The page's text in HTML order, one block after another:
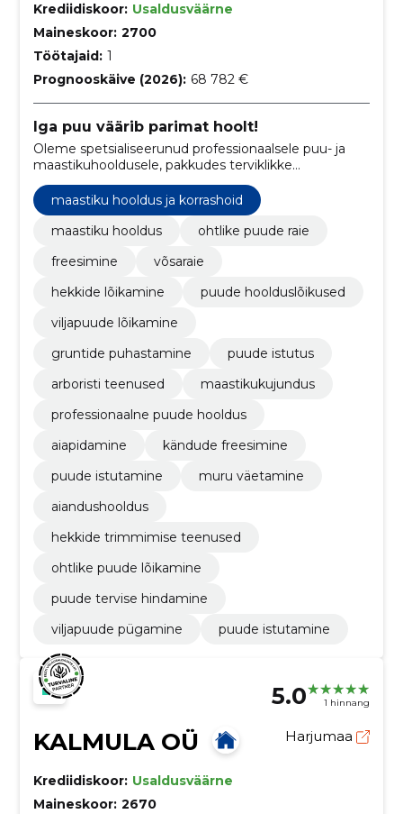
Krediidiskoor: Usaldusväärne
Maineskoor: 2700
Töötajaid: 1
Prognooskäive (2026): 68 782 €
Iga puu väärib parimat hoolt!
Oleme spetsialiseerunud professionaalsele puu- ja
maastikuhooldusele, pakkudes terviklikke
arboristiteenuseid.
maastiku hooldus ja korrashoid
maastiku hooldus
ohtlike puude raie
freesimine
võsaraie
hekkide lõikamine
puude hoolduslõikused
viljapuude lõikamine
gruntide puhastamine
puude istutus
arboristi teenused
maastikukujundus
professionaalne puude hooldus
aiapidamine
kändude freesimine
puude istutamine
muru väetamine
aiandushooldus
hekkide trimmimise teenused
ohtlike puude lõikamine
puude tervise hindamine
viljapuude pügamine
puude istutamine
5.0 1 hinnang
KALMULA OÜ Harjumaa
Krediidiskoor: Usaldusväärne
Maineskoor: 2670